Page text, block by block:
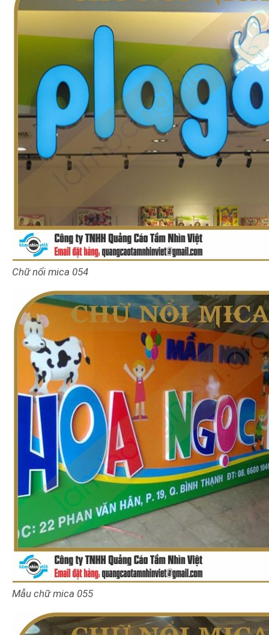
Chữ nổi mica 054
Mẫu chữ mica 055